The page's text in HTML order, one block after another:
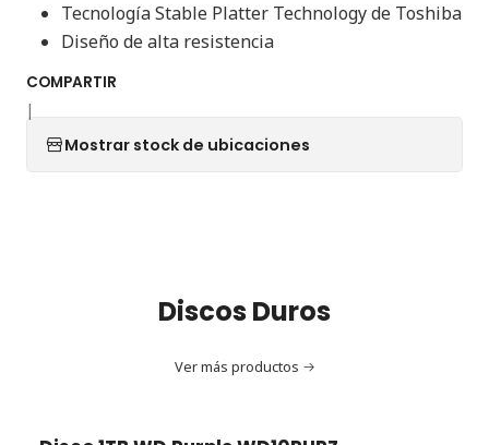
Tecnología Stable Platter Technology de Toshiba
Diseño de alta resistencia
COMPARTIR
|
Mostrar stock de ubicaciones
Discos Duros
Ver más productos